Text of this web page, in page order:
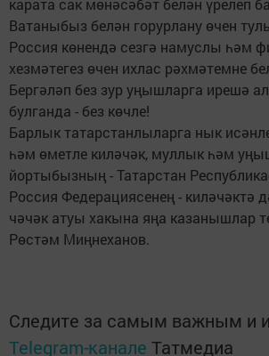
карата сак мөнәсәбәт белән үрелеп
Ватаныбыз белән горурлану өчен
Россия көнендә сезгә намуслы һәм
хезмәтегез өчен ихлас рәхмәтемне
Бергәләп без зур уңышларга ирешә
булганда - без көчле!
Барлык татарстанлыларга нык
һәм өметле киләчәк, муллык һәм
йортыбызның - Татарстан
Россия Федерациясенең - киләчәктә
чәчәк атуы хакына яңа казанышлар
Рөстәм Миңнеханов.
Следите за самым важным и
Telegram-канале Татмедиа